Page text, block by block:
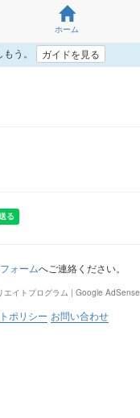
ホーム
う。 ガイドを見る
ォームへご連絡ください。
イトプログラム | Google AdSense
ポリシー お問い合わせ